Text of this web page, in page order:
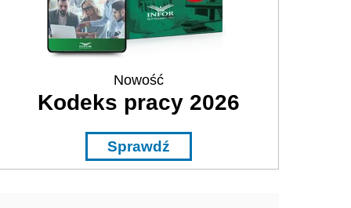
Nowość
Kodeks pracy 2026
Sprawdź